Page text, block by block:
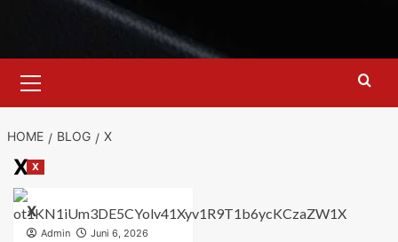
Menu
HOME BLOG X
X X
X
Admin
Juni 6, 2026